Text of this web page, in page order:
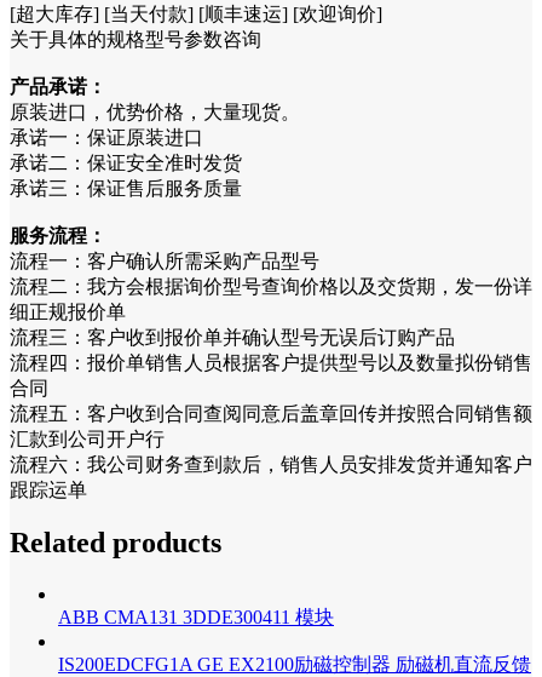
[超大库存] [当天付款] [顺丰速运] [欢迎询价]
关于具体的规格型号参数咨询
产品承诺：
原装进口，优势价格，大量现货。
承诺一：保证原装进口
承诺二：保证安全准时发货
承诺三：保证售后服务质量
服务流程：
流程一：客户确认所需采购产品型号
流程二：我方会根据询价型号查询价格以及交货期，发一份详
细正规报价单
流程三：客户收到报价单并确认型号无误后订购产品
流程四：报价单销售人员根据客户提供型号以及数量拟份销售
合同
流程五：客户收到合同查阅同意后盖章回传并按照合同销售额
汇款到公司开户行
流程六：我公司财务查到款后，销售人员安排发货并通知客户
跟踪运单
Related products
ABB CMA131 3DDE300411 模块
IS200EDCFG1A GE EX2100励磁控制器 励磁机直流反馈